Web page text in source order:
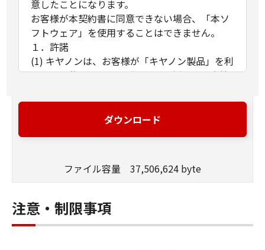
意したことになります。
お客様が本契約書に同意できない場合、「本ソ
フトウェア」を使用することはできません。
１．許諾
(1) キヤノンは、お客様が「キヤノン製品」を利
用する目的のために、「キヤノン製品」に直接
ンピューター（以下「指定機器」と言いま
す。）において、「本ソフトウェア」を使用
ること、アクセスすること、もしくは実行する
の非独占的権利をお客様に対して許諾します。
お客様は、また「指定機器」にネットワークを
通じて接続されたコンピューター上で、かかる
ダウンロード
ファイル容量 37,506,624 byte
注意・制限事項